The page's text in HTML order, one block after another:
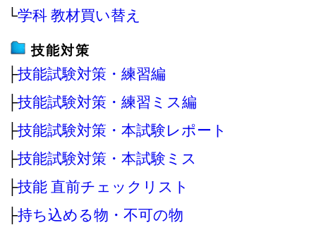
└学科 教材買い替え
技能対策
├技能試験対策・練習編
├技能試験対策・練習ミス編
├技能試験対策・本試験レポート
├技能試験対策・本試験ミス
├技能 直前チェックリスト
├持ち込める物・不可の物